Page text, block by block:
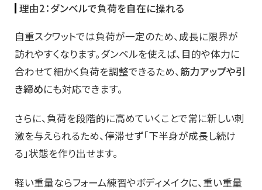
理由2：ダンベルで負荷を自在に操れる
自重スクワットでは負荷が一定のため、成長に限界が
訪れやすくなります。ダンベルを使えば、目的や体力に
合わせて細かく負荷を調整できるため、筋力アップや引
き締めにも対応できます。
さらに、負荷を段階的に高めていくことで常に新しい刺
激を与えられるため、停滞せず「下半身が成長し続け
る」状態を作り出せます。
軽い重量ならフォーム練習やボディメイクに、重い重量